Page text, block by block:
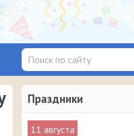
Праздники
11 августа